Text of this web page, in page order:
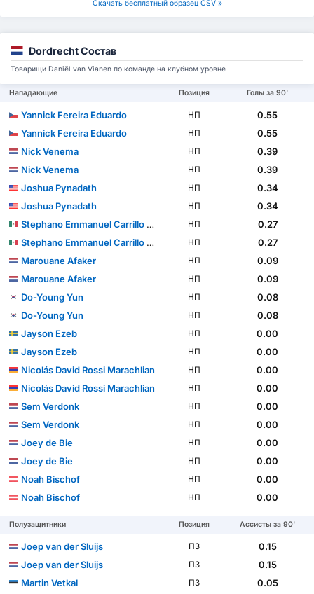
Скачать бесплатный образец CSV »
Dordrecht Состав
Товарищи Daniël van Vianen по команде на клубном уровне
Нападающие Позиция Голы за 90'
Yannick Fereira Eduardo НП
0.55
Yannick Fereira Eduardo
НП
0.55
Nick Venema
НП
0.39
Nick Venema
НП
0.39
Joshua Pynadath
НП
0.34
Joshua Pynadath
НП
0.34
Stephano Emmanuel Carrillo Calderón
НП
0.27
Stephano Emmanuel Carrillo Calderón
НП
0.27
Marouane Afaker
НП
0.09
Marouane Afaker
НП
0.09
Do-Young Yun
НП
0.08
Do-Young Yun
НП
0.08
Jayson Ezeb
НП
0.00
Jayson Ezeb
НП
0.00
Nicolás David Rossi Marachlian
НП
0.00
Nicolás David Rossi Marachlian
НП
0.00
Sem Verdonk
НП
0.00
Sem Verdonk
НП
0.00
Joey de Bie
НП
0.00
Joey de Bie
НП
0.00
Noah Bischof
НП
0.00
Noah Bischof
НП 0.00
Полузащитники Позиция Ассисты за 90'
Joep van der Sluijs ПЗ
0.15
Joep van der Sluijs
ПЗ
0.15
Martin Vetkal
ПЗ
0.05